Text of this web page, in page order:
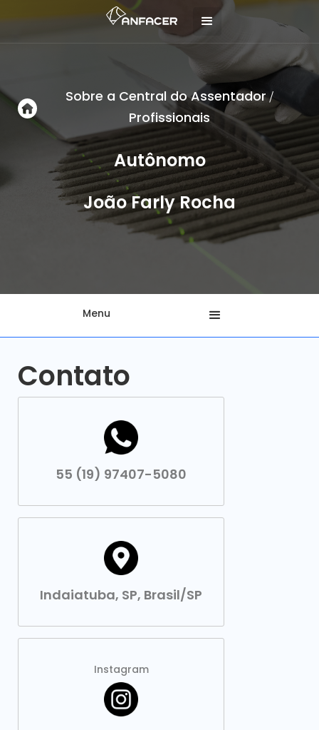
Sobre a Central do Assentador/
Profissionais
Autônomo
João Farly Rocha
Menu
Contato
55 (19) 97407-5080
Indaiatuba, SP, Brasil/SP
Instagram